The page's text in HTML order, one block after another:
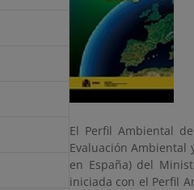
El Perfil Ambiental
Evaluación Ambiental
en España) del
iniciada con el Perfil